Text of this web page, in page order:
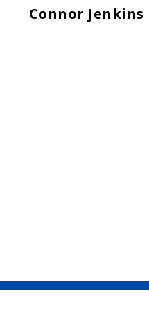
Connor Jenkins